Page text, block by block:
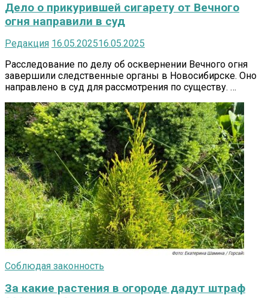
Дело о прикурившей сигарету от Вечного
огня направили в суд
Редакция 16.05.202516.05.2025
Расследование по делу об осквернении Вечного огня
завершили следственные органы в Новосибирске. Оно
направлено в суд для рассмотрения по существу. …
Соблюдая законность
За какие растения в огороде дадут штраф